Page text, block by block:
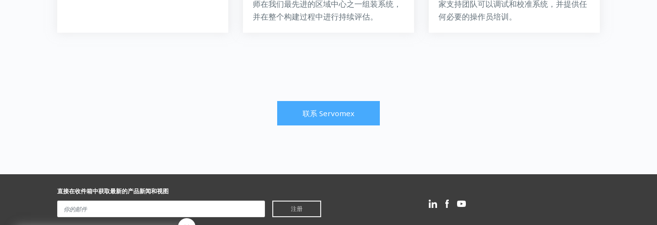
师在我们最先进的区域中心之一组装系统，
并在整个构建过程中进行持续评估。
家支持团队可以调试和校准系统，并提供任
何必要的操作员培训。
联系 Servomex
直接在收件箱中获取最新的产品新闻和视图
注册